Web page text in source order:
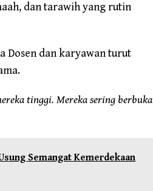
dan tarawih yang rutin
Dosen dan karyawan turut
tinggi. Mereka sering berbuka
Semangat Kemerdekaan